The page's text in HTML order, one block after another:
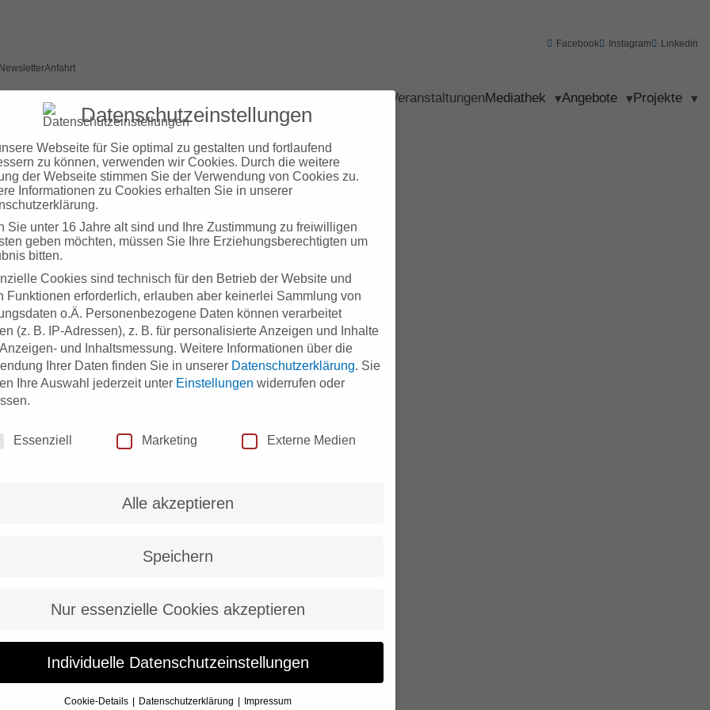
Facebook Instagram Linkedin
NewsletterAnfahrt
VeranstaltungenMediathek Angebote Projekte
Datenschutzeinstellungen
Webseite für Sie optimal zu gestalten und fortlaufend
zu können, verwenden wir Cookies. Durch die weitere
der Webseite stimmen Sie der Verwendung von Cookies zu.
Informationen zu Cookies erhalten Sie in unserer
Sie unter 16 Jahre alt sind und Ihre Zustimmung zu freiwilligen
geben möchten, müssen Sie Ihre Erziehungsberechtigten um
bitten.
Cookies sind technisch für den Betrieb der Website und
Funktionen erforderlich, erlauben aber keinerlei Sammlung von
o.Ä. Personenbezogene Daten können verarbeitet
(z. B. IP-Adressen), z. B. für personalisierte Anzeigen und Inhalte
und Inhaltsmessung. Weitere Informationen über die
Ihrer Daten finden Sie in unserer Datenschutzerklärung. Sie
Ihre Auswahl jederzeit unter Einstellungen widerrufen oder
Essenziell
Marketing Externe Medien
Alle akzeptieren
Speichern
Nur essenzielle Cookies akzeptieren
Individuelle Datenschutzeinstellungen
Cookie-Details Datenschutzerklärung Impressum